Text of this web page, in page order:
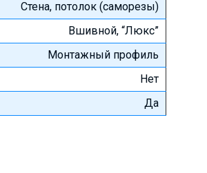
Стена, потолок (саморезы)
Вшивной, “Люкс”
Монтажный профиль
Нет
Да